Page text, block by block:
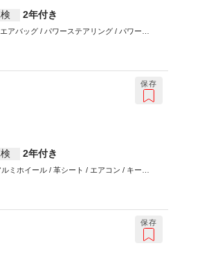
2年付き
アバッグ / パワーステアリング / パワーウ
2年付き
ホイール / 革シート / エアコン / キーレ
保存
保存